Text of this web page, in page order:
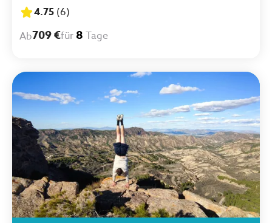
weiter! :)"
4.75 (6)
Ab709 €für 8 Tage